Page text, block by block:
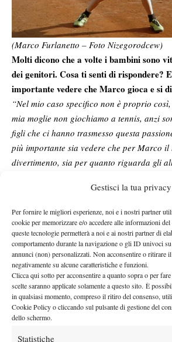
Gestisci la tua privacy
Per fornire le migliori esperienze, noi e i nostri partner
cookie per memorizzare e/o accedere alle informazioni
queste tecnologie permetterà a noi e ai nostri partner di
comportamento durante la navigazione o gli ID univoci
annunci (non) personalizzati. Non acconsentire o ritirare
negativamente su alcune caratteristiche e funzioni.
Clicca qui sotto per acconsentire a quanto sopra o per
scelte saranno applicate solamente a questo sito. È
in qualsiasi momento, compreso il ritiro del consenso,
Cookie Policy o cliccando sul pulsante di gestione del
dello schermo.
Statistiche
(Marco Furlanetto – Foto Nizegorodcew)
Molti dicono che a volte i bambini sono
dei genitori. Cosa ti senti di rispondere?
importante vedere che Marco gioca e si
“Nel mio caso specifico non è proprio
mia moglie non giochiamo a tennis, anzi
figli che ci hanno trasmesso questa
più importante sia vedere che per Marco il
divertimento, sia per quanto riguarda gli
Qual è il vostro rapporto con la
“La Federazione, ad oggi, purtroppo,
ci prende molto in considerazione;
ma tutto finisce lì. Si può dire che
non abbiamo nessuno che ci consigli sulle
percorso da fargli seguire. La nostra
avere dei maestri ai quali affidiamo
bimbo e dei quali ci fidiamo ciecamente.”
L’idea, immagino, penso sia quella di
tuo figlio possa arrivare.. quanto sei